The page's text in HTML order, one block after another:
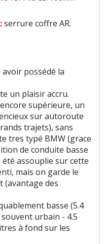
serrure coffre AR.
possédé la
un plaisir accru.
supérieure, un
sur autoroute
trajets), sans
tres typé BMW (grace
de conduite basse
assouplie sur cette
mais on garde le
(avantage des
basse (5.4
urbain - 4.5
à fond sur les